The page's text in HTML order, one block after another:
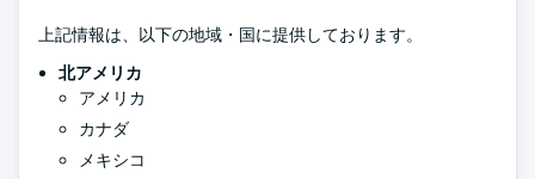
上記情報は、以下の地域・国に提供しております。
北アメリカ
アメリカ
カナダ
メキシコ